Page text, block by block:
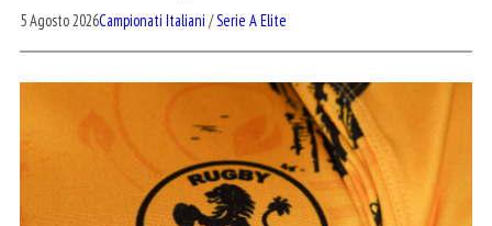
5 Agosto 2026Campionati Italiani /Serie A Elite